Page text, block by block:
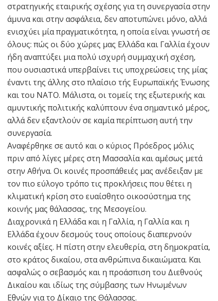
στρατηγικής εταιρικής σχέσης για τη συνεργασία στην
άμυνα και στην ασφάλεια, δεν αποτυπώνει μόνο, αλλά
ενισχύει μία πραγματικότητα, η οποία είναι γνωστή σε
όλους: πώς οι δύο χώρες μας Ελλάδα και Γαλλία έχουν
ήδη αναπτύξει μια πολύ ισχυρή συμμαχική σχέση,
που ουσιαστικά υπερβαίνει τις υποχρεώσεις της μίας
έναντι της άλλης στο πλαίσιο τής Ευρωπαϊκής Ένωσης
και του ΝΑΤΟ. Μάλιστα, οι τομείς της εξωτερικής και
αμυντικής πολιτικής καλύπτουν ένα σημαντικό μέρος,
αλλά δεν εξαντλούν σε καμία περίπτωση αυτή την
συνεργασία.
Αναφέρθηκε σε αυτό και ο κύριος Πρόεδρος μόλις
πριν από λίγες μέρες στη Μασσαλία και αμέσως μετά
στην Αθήνα. Οι κοινές προσπάθειές μας ανέδειξαν με
τον πιο εύλογο τρόπο τις προκλήσεις που θέτει η
κλιματική κρίση στο ευαίσθητο οικοσύστημα της
κοινής μας θάλασσας, της Μεσογείου.
Διαχρονικά η Ελλάδα και η Γαλλία, η Γαλλία και η
Ελλάδα έχουν δεσμούς τους οποίους διαπερνούν
κοινές αξίες. Η πίστη στην ελευθερία, στη δημοκρατία,
στο κράτος δικαίου, στα ανθρώπινα δικαιώματα. Και
ασφαλώς ο σεβασμός και η προάσπιση του Διεθνούς
Δικαίου και ιδίως της σύμβασης των Ηνωμένων
Εθνών για το Δίκαιο της Θάλασσας.